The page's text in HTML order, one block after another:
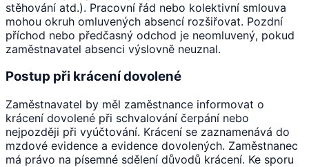
stěhování atd.). Pracovní řád nebo kolektivní smlouva
mohou okruh omluvených absencí rozšiřovat. Pozdní
příchod nebo předčasný odchod je neomluvený, pokud
zaměstnavatel absenci výslovně neuznal.
Postup při krácení dovolené
Zaměstnavatel by měl zaměstnance informovat o
krácení dovolené při schvalování čerpání nebo
nejpozději při vyúčtování. Krácení se zaznamenává do
mzdové evidence a evidence dovolených. Zaměstnanec
má právo na písemné sdělení důvodů krácení. Ke sporu